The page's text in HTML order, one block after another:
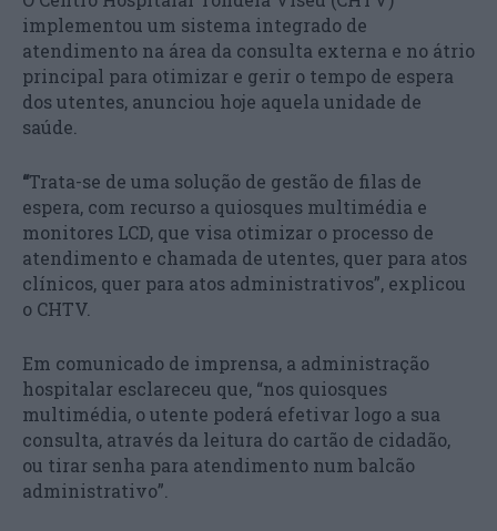
implementou um sistema integrado de
atendimento na área da consulta externa e no átrio
principal para otimizar e gerir o tempo de espera
dos utentes, anunciou hoje aquela unidade de
saúde.
“Trata-se de uma solução de gestão de filas de
espera, com recurso a quiosques multimédia e
monitores LCD, que visa otimizar o processo de
atendimento e chamada de utentes, quer para atos
clínicos, quer para atos administrativos”, explicou
o CHTV.
Em comunicado de imprensa, a administração
hospitalar esclareceu que, “nos quiosques
multimédia, o utente poderá efetivar logo a sua
consulta, através da leitura do cartão de cidadão,
ou tirar senha para atendimento num balcão
administrativo”.